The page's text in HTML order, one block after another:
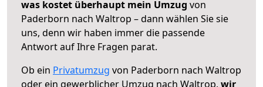
was kostet überhaupt mein Umzug von
Paderborn nach Waltrop – dann wählen Sie sie
uns, denn wir haben immer die passende
Antwort auf Ihre Fragen parat.
Ob ein Privatumzug von Paderborn nach Waltrop
oder ein gewerblicher Umzug nach Waltrop, wir